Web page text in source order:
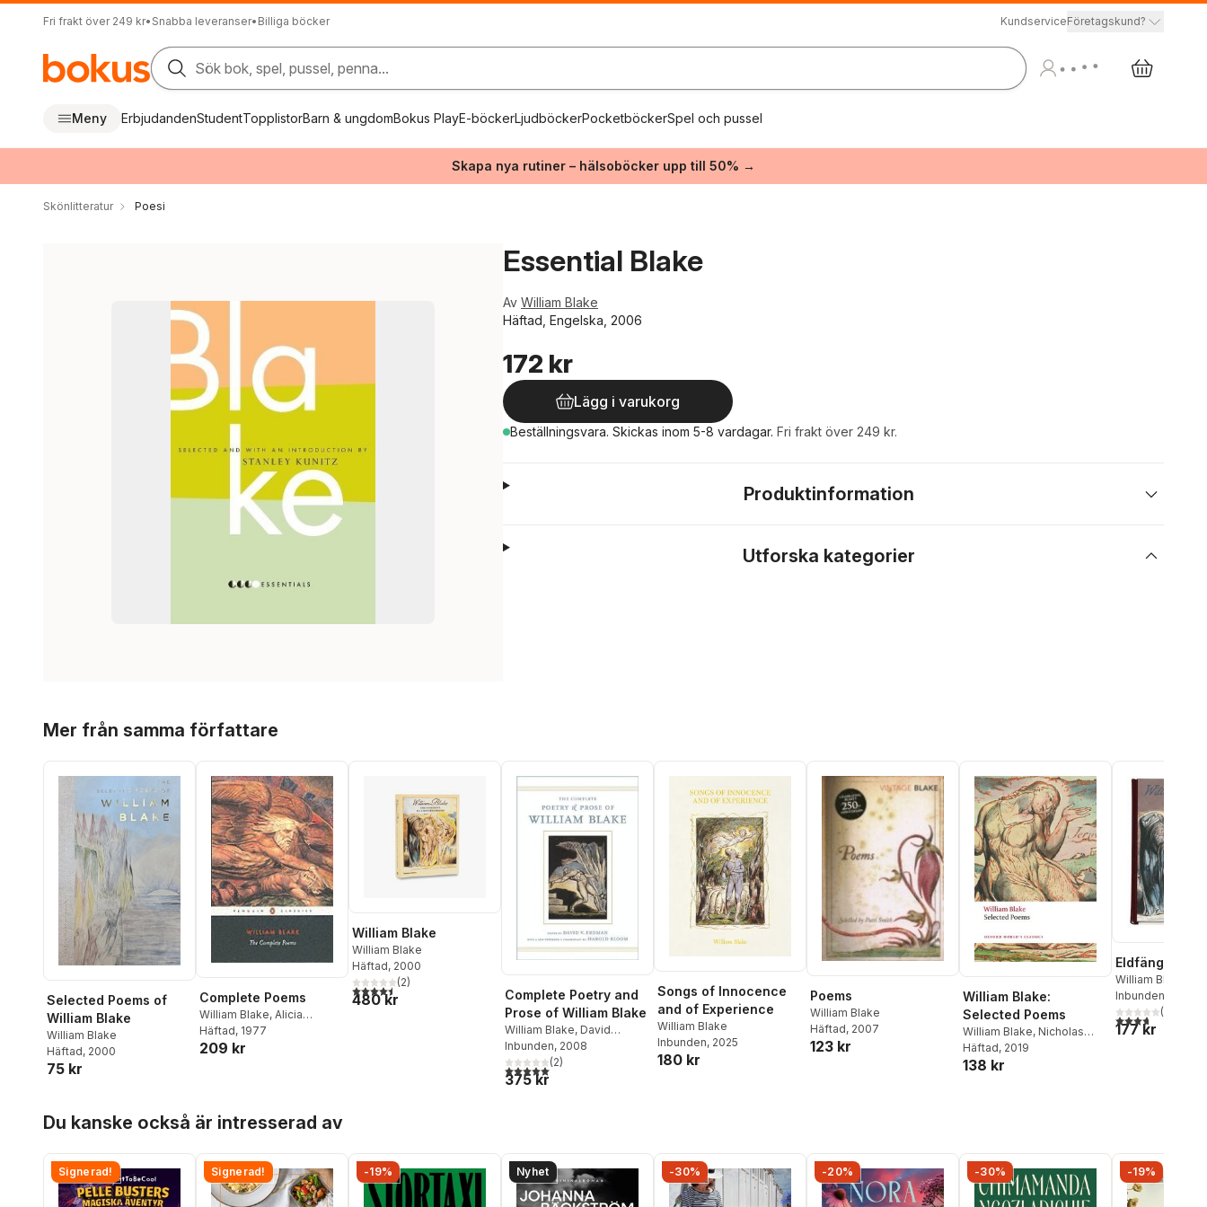
Fri frakt över 249 kr• Snabba leveranser• Billiga böcker KundserviceFöretagskund?
Sök bok, spel, pussel, penna...
Meny ErbjudandenStudentTopplistorBarn & ungdomBokus PlayE-böckerLjudböckerPocketböckerSpel och pussel
Skapa nya rutiner – hälsoböcker upp till 50% →
Skönlitteratur Poesi
Essential Blake
Av William Blake
Häftad, Engelska, 2006
172 kr
Lägg i varukorg
Beställningsvara. Skickas inom 5-8 vardagar. Fri frakt över 249 kr.
Produktinformation
Utforska kategorier
Mer från samma författare
Selected Poems of
William Blake
William Blake
Häftad, 2000
75 kr
Complete Poems
William Blake, Alicia
Ostriker
Häftad, 1977
209 kr
William Blake
William Blake
Häftad, 2000
4,5utav 5 stjärnor. Totalt antal röster:
(2)
480 kr
Complete Poetry and
Prose of William Blake
William Blake, David
Erdman,David V. Erdman
Inbunden, 2008
5,0utav 5 stjärnor. Totalt antal röster:
(2)
375 kr
Songs of Innocence
and of Experience
William Blake
Inbunden, 2025
180 kr
Poems
William Blake
Häftad, 2007
123 kr
William Blake:
Selected Poems
William Blake, Nicholas
Shrimpton
Häftad, 2019
138 kr
Eldfängd
William Blake
Inbunden
3,7utav 5(
177 kr
Du kanske också är intresserad av
Signerad! Signerad! -19% Nyhet -30% -20% -30% -19%